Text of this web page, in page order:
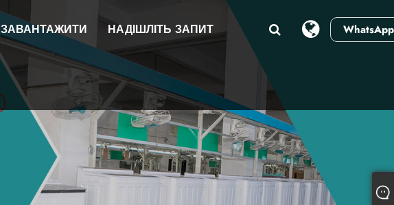
WhatsApp
ЗАВАНТАЖИТИ НАДІШЛІТЬ ЗАПИТ